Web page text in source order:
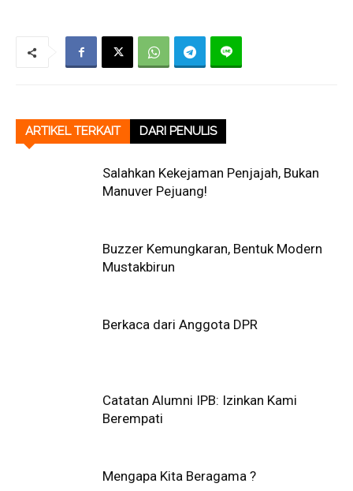
ARTIKEL TERKAIT DARI PENULIS
Salahkan Kekejaman Penjajah, Bukan
Manuver Pejuang!
Buzzer Kemungkaran, Bentuk Modern
Mustakbirun
Berkaca dari Anggota DPR
Catatan Alumni IPB: Izinkan Kami
Berempati
Mengapa Kita Beragama ?